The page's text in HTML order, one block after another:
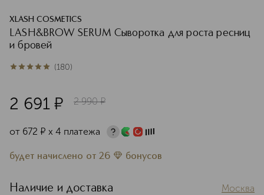
XLASH COSMETICS
LASH&BROW SERUM Сыворотка для роста ресниц
и бровей
4.9из 5180 (180)
2 691 ¤ 2 990 ¤
от 672 ¤ х 4 платежа
будет начислено от 26 бонусов
Наличие и доставка Москва